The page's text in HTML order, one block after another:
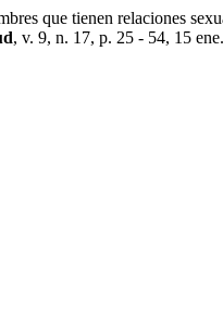
tienen relaciones
, v. 9, n. 17, p. 25 - 54, 15